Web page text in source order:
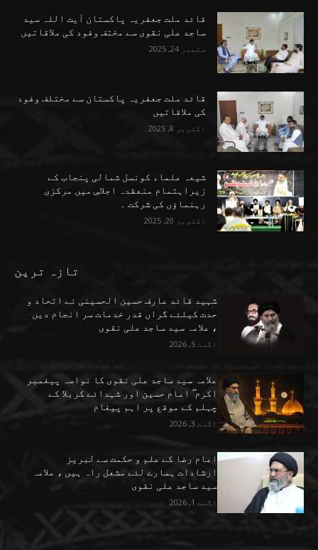
قائد ملت جعفریہ پاکستان آیت اللہ سید
ساجد علی نقوی سے مختف وفود کی ملاقاتیں
ستمبر 24, 2025
قائد ملت جعفریہ پاکستان سے مختلف وفود
کی ملاقاتیں
اکتوبر 8, 2025
شیعہ علماء کونسل شمالی پنجاب کے
زیراہتمام منعقدہ اجلاسِ میں مرکزی
رہنماؤں کی شرکت ۔
اکتوبر 20, 2025
تازہ ترین
شہید قائد عارف حسین الحسینی نے اتحاد و
حدت کیلئے گراں قدر خدمات سر انجام دیں
، علامہ سید ساجد علی نقوی
اگست 5, 2026
علامہ سید ساجد علی نقوی کا نواسہ پیغمبر
اکرم ۖ امام حسین اور شہدائے کربلا کے
چہلم کے موقع پر اہم پیغام
اگست 3, 2026
امام رضا کے علم و حکمت سے لبریز
ارشادات ہمارے لئے مشعل راہ ہیں ، علامہ
سید ساجد علی نقوی
اگست 1, 2026